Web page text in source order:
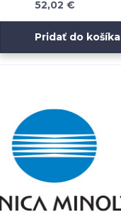
52,02 €
Pridať do košíka